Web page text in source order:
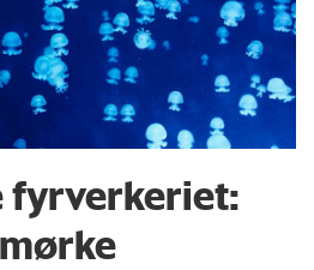
fyrverkeriet: